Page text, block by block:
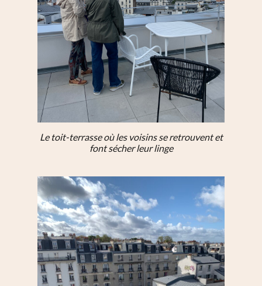
Le toit-terrasse où les voisins se retrouvent et
font sécher leur linge